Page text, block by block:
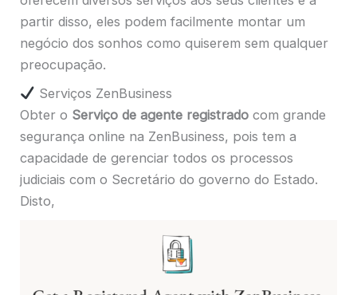
partir disso, eles podem facilmente montar um
negócio dos sonhos como quiserem sem qualquer
preocupação.
Serviços ZenBusiness
Obter o Serviço de agente registrado com grande
segurança online na ZenBusiness, pois tem a
capacidade de gerenciar todos os processos
judiciais com o Secretário do governo do Estado.
Disto,